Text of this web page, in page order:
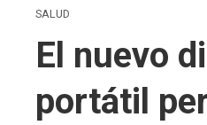
SALUD
El nuevo
portátil